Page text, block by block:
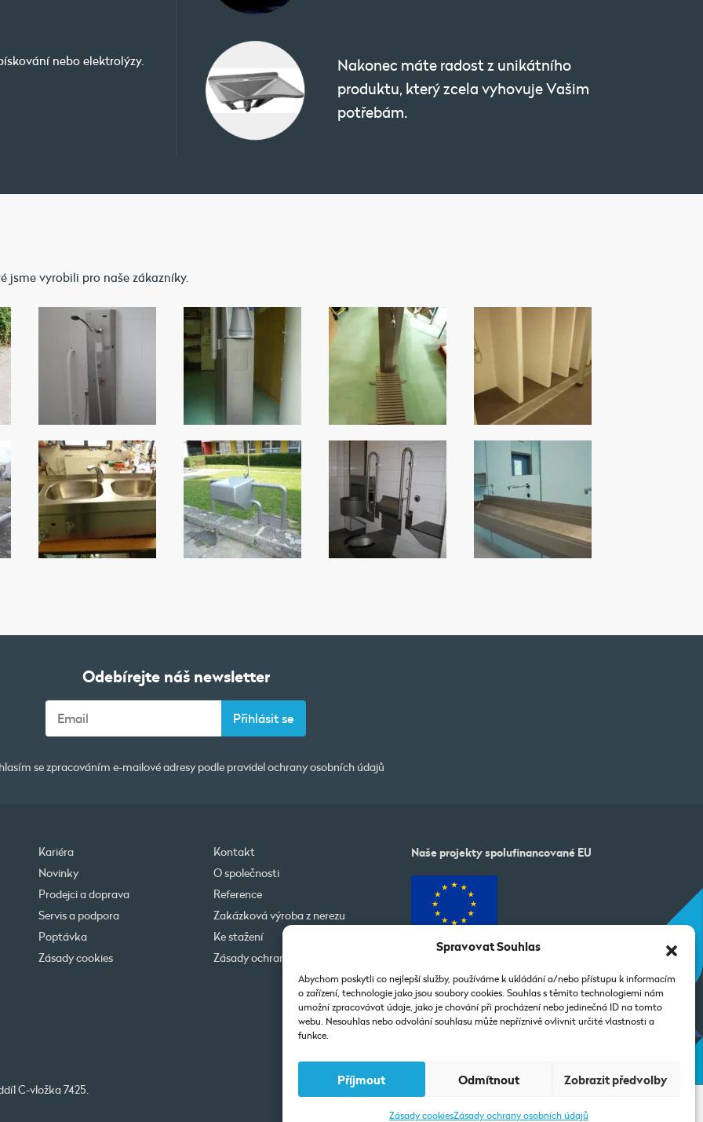
Spravovat Souhlas
Abychom poskytli co nejlepší služby, používáme k ukládání a/nebo přístupu k informacím
o zařízení, technologie jako jsou soubory cookies. Souhlas s těmito technologiemi nám
umožní zpracovávat údaje, jako je chování při procházení nebo jedinečná ID na tomto
webu. Nesouhlas nebo odvolání souhlasu může nepříznivě ovlivnit určité vlastnosti a
funkce.
Příjmout Odmítnout Zobrazit předvolby
Zásady cookiesZásady ochrany osobních údajů
nebo elektrolýzy.
Nakonec máte radost z unikátního
produktu, který zcela vyhovuje Vašim
potřebám.
jsme vyrobili pro naše zákazníky.
Odebírejte náš newsletter
se zpracováním e-mailové adresy podle pravidelochrany osobních údajů
Kariéra
Kontakt
Novinky
O společnosti
Prodejci a doprava
Reference
Servis a podpora
Zakázková výroba z nerezu
Poptávka
Ke stažení
Zásady cookies
Zásady ochrany osobních údajů
Naše projekty spolufinancované EU
C-vložka 7425.